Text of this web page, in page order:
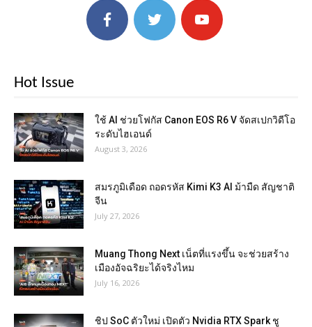
Hot Issue
ใช้ AI ช่วยโฟกัส Canon EOS R6 V จัดสเปกวิดีโอ
ระดับไฮเอนด์
August 3, 2026
สมรภูมิเดือด ถอดรหัส Kimi K3 AI ม้ามืด สัญชาติ
จีน
July 27, 2026
Muang Thong Next เน็ตที่แรงขึ้น จะช่วยสร้าง
เมืองอัจฉริยะได้จริงไหม
July 16, 2026
ชิป SoC ตัวใหม่ เปิดตัว Nvidia RTX Spark ชู